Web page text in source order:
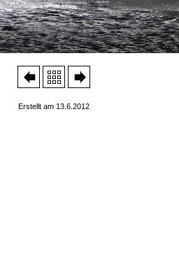
Erstellt am 13.6.2012